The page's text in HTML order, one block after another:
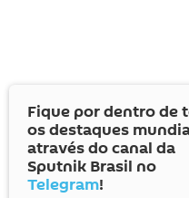
Fique por dentro de
os destaques
através do canal da
Sputnik Brasil no
Telegram!